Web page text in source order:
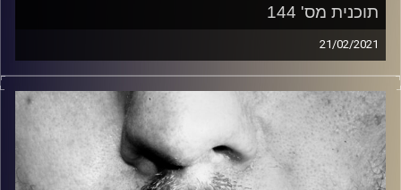
תוכנית מס' 144
21/02/2021
זיפים, מוזיקה מחוספסת של הופעות חיות. הרבה ג'אם, רוק,
בלוז, bluegrass, ג'אז, Fאנק, פרוגרסיב ואפילו אלקטרוניקה.
כל מה שחי, אמיתי ונושם.
עם שמוליק רגב.
קרדיט תמונות: David Goehring